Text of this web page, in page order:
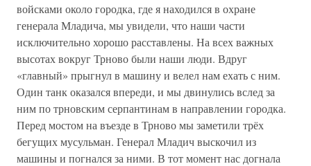
войсками около городка, где я находился в охране
генерала Младича, мы увидели, что наши части
исключительно хорошо расставлены. На всех важных
высотах вокруг Трново были наши люди. Вдруг
«главный» прыгнул в машину и велел нам ехать с ним.
Один танк оказался впереди, и мы двинулись вслед за
ним по трновским серпантинам в направлении городка.
Перед мостом на въезде в Трново мы заметили трёх
бегущих мусульман. Генерал Младич выскочил из
машины и погнался за ними. В тот момент нас догнала